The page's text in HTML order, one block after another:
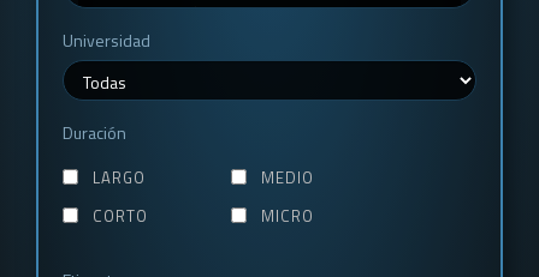
Universidad
Duración
LARGO
MEDIO
CORTO
MICRO